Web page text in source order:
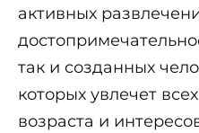
активных
так и созданных
которых увлечет
возраста и